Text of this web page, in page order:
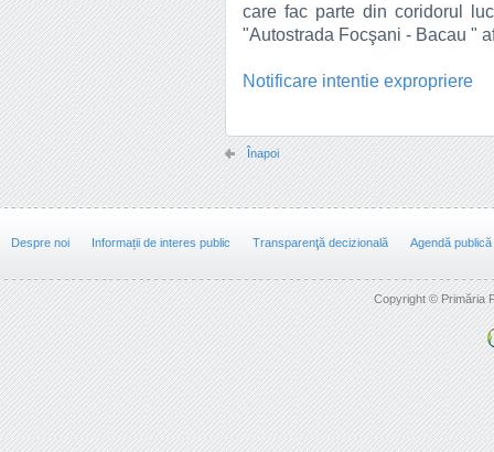
care fac parte din coridorul
"Autostrada Focşani - Bacau "
Notificare intentie expropriere
Înapoi
Despre noi Informații de interes public Transparenţă decizională Agendă publică
Copyright © Primăria